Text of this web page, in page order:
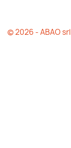
© 2026 - ABAO srl